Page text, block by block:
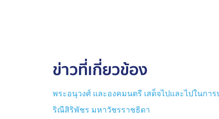
ต่อการเดินทางอย่างชัดเจน จัดเตรียมพร้อม
โดยสาร จัดขบวนรถเสริมพิเศษพร้อมให้บริก
พนักงานรักษาความปลอดภัยและกู้ภัย รฟม.
การตรวจตรา เฝ้าระวังและอำนวยความส
ลานจอดแล้วจร
ข่าวที่เกี่ยวข้อง
พระอนุวงศ์ และองคมนตรี เสด็จไปและไปในกา
ริณีสิริพัชร มหาวัชรราชธิดา